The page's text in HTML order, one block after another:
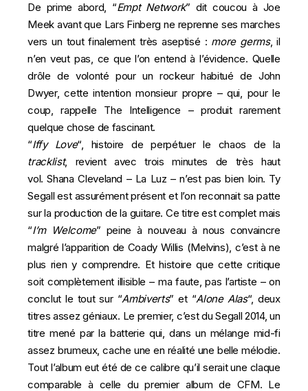
De prime abord, “EmptNetwork” dit coucou à Joe
Meek avant que Lars Finberg ne reprenne ses marches
vers un tout finalement très aseptisé : more germs, il
n’en veut pas, ce que l’on entend à l’évidence. Quelle
drôle de volonté pour un rockeur habitué de John
Dwyer, cette intention monsieur propre – qui, pour le
coup, rappelle The Intelligence – produit rarement
quelque chose de fascinant.
“Iffy Love“, histoire de perpétuer le chaos de la
tracklist, revient avec trois minutes de très haut
vol. Shana Cleveland – La Luz – n’est pas bien loin. Ty
Segall est assurément présent et l’on reconnait sa patte
sur la production de la guitare. Ce titre est complet mais
“I’m Welcome” peine à nouveau à nous convaincre
malgré l’apparition de Coady Willis (Melvins), c’est à ne
plus rien y comprendre. Et histoire que cette critique
soit complètement illisible – ma faute, pas l’artiste – on
conclut le tout sur “Ambiverts” et “Alone Alas“, deux
titres assez géniaux. Le premier, c’est du Segall 2014, un
titre mené par la batterie qui, dans un mélange mid-fi
assez brumeux, cache une en réalité une belle mélodie.
Tout l’album eut été de ce calibre qu’il serait une claque
comparable à celle du premier album de CFM. Le